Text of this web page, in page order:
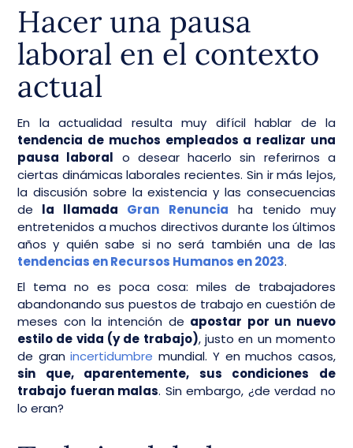
Hacer una pausa
laboral en el contexto
actual
En la actualidad resulta muy difícil hablar de la
tendencia de muchos empleados a realizar una
pausa laboral o desear hacerlo sin referirnos a
ciertas dinámicas laborales recientes. Sin ir más lejos,
la discusión sobre la existencia y las consecuencias
de la llamada Gran Renuncia ha tenido muy
entretenidos a muchos directivos durante los últimos
años y quién sabe si no será también una de las
tendencias en Recursos Humanos en 2023.
El tema no es poca cosa: miles de trabajadores
abandonando sus puestos de trabajo en cuestión de
meses con la intención de apostar por un nuevo
estilo de vida (y de trabajo), justo en un momento
de granincertidumbre mundial. Y en muchos casos,
sin que, aparentemente, sus condiciones de
trabajo fueran malas. Sin embargo, ¿de verdad no
lo eran?